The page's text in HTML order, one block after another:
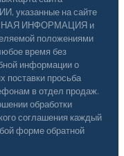
на сайте
ИНФОРМАЦИЯ и
положениями
время без
информации о
поставки просьба
в отдел продаж.
обработки
соглашения каждый
форме обратной